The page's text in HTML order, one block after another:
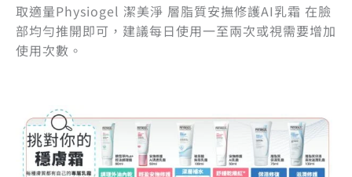
取適量Physiogel 潔美淨 層脂質安撫修護AI乳霜 在臉
部均勻推開即可，建議每日使用一至兩次或視需要增加
使用次數。